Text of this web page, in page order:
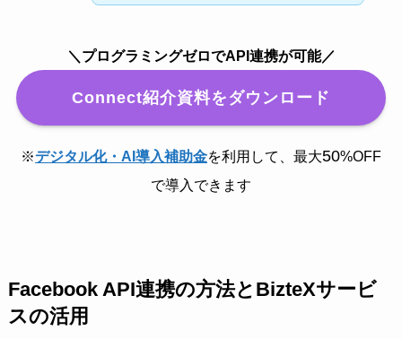
＼プログラミングゼロでAPI連携が可能／
Connect紹介資料をダウンロード
※デジタル化・AI導入補助金を利用して、最大50%OFF
で導入できます
Facebook API連携の方法とBizteXサービ
スの活用